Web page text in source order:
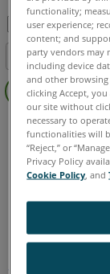
PDF
と
し
て
目次
ッ
ダ
ー
な
し
FARO Zone
2020 2019
functionality;
user experience;
content; and
party vendors may
including device
and other
clicking Accept,
our site without
necessary to
functionalities will
“Reject,” or
Privacy Policy
Cookie Policy , and